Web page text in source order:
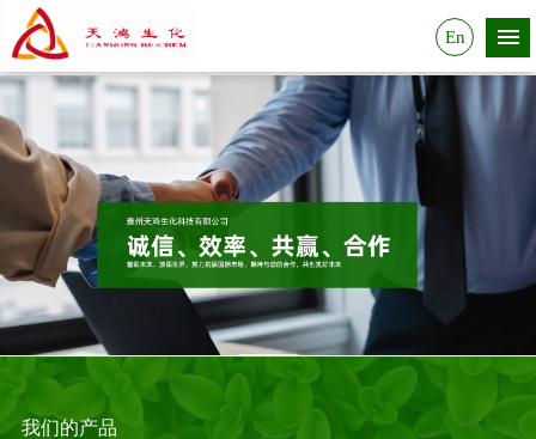
En
我们的产品